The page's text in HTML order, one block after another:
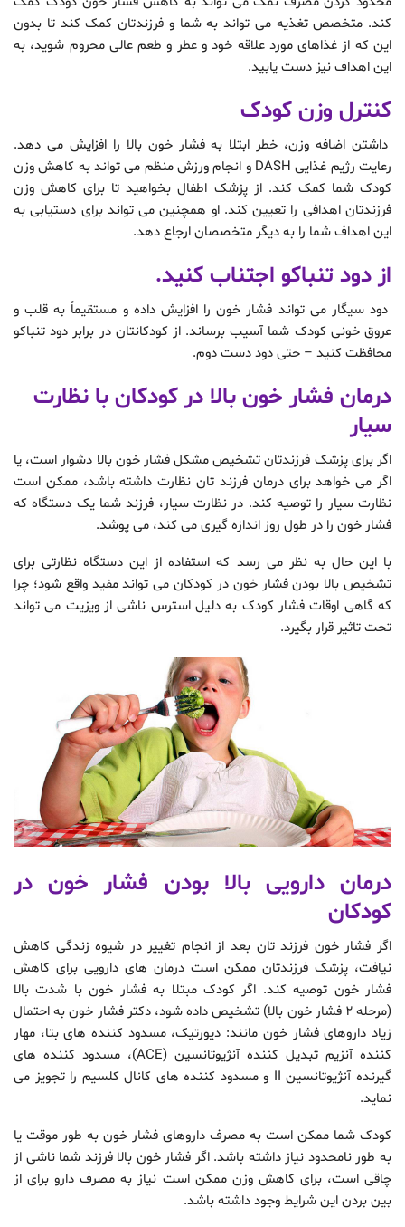
کند. متخصص تغذیه می تواند به شما و فرزندتان کمک کند تا بدون
این که از غذاهای مورد علاقه خود و عطر و طعم عالی محروم شوید، به
این اهداف نیز دست یابید.
کنترل وزن کودک
داشتن اضافه وزن، خطر ابتلا به فشار خون بالا را افزایش می دهد.
رعایت رژیم غذایی DASH و انجام ورزش منظم می تواند به کاهش وزن
کودک شما کمک کند. از پزشک اطفال بخواهید تا برای کاهش وزن
فرزندتان اهدافی را تعیین کند. او همچنین می تواند برای دستیابی به
این اهداف شما را به دیگر متخصصان ارجاع دهد.
از دود تنباکو اجتناب کنید.
دود سیگار می تواند فشار خون را افزایش داده و مستقیماً به قلب و
عروق خونی کودک شما آسیب برساند. از کودکانتان در برابر دود تنباکو
محافظت کنید – حتی دود دست دوم.
درمان فشار خون بالا در کودکان با نظارت
سیار
اگر برای پزشک فرزندتان تشخیص مشکل فشار خون بالا دشوار است، یا
اگر می خواهد برای درمان فرزند تان نظارت داشته باشد، ممکن است
نظارت سیار را توصیه کند. در نظارت سیار، فرزند شما یک دستگاه که
فشار خون را در طول روز اندازه گیری می کند، می پوشد.
با این حال به نظر می رسد که استفاده از این دستگاه نظارتی برای
تشخیص بالا بودن فشار خون در کودکان می تواند مفید واقع شود؛ چرا
که گاهی اوقات فشار کودک به دلیل استرس ناشی از ویزیت می تواند
تحت تاثیر قرار بگیرد.
درمان دارویی بالا بودن فشار خون در
کودکان
اگر فشار خون فرزند تان بعد از انجام تغییر در شیوه زندگی کاهش
نیافت، پزشک فرزندتان ممکن است درمان های دارویی برای کاهش
فشار خون توصیه کند. اگر کودک مبتلا به فشار خون با شدت بالا
(مرحله ۲ فشار خون بالا) تشخیص داده شود، دکتر فشار خون به احتمال
زیاد داروهای فشار خون مانند: دیورتیک، مسدود کننده های بتا، مهار
کننده آنزیم تبدیل کننده آنژیوتانسین (ACE)، مسدود کننده های
گیرنده آنژیوتانسین II و مسدود کننده های کانال کلسیم را تجویز می
نماید.
کودک شما ممکن است به مصرف داروهای فشار خون به طور موقت یا
به طور نامحدود نیاز داشته باشد. اگر فشار خون بالا فرزند شما ناشی از
چاقی است، برای کاهش وزن ممکن است نیاز به مصرف دارو برای از
بین بردن این شرایط وجود داشته باشد.